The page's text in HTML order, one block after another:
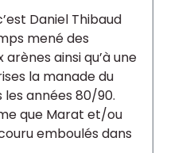
Daniel Thibaud
mené des
arènes ainsi qu’à une
la manade du
les années 80/90.
que Marat et/ou
emboulés dans